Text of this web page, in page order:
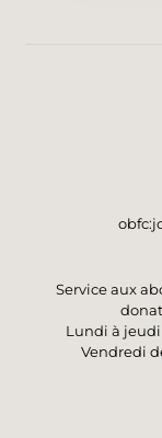
Service aux
Lundi à jeudi
Vendredi